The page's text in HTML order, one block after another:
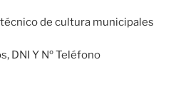
de cultura municipales
DNI Y Nº Teléfono